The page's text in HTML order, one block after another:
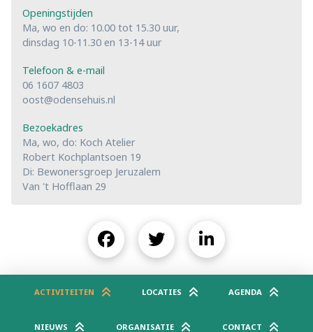
Openingstijden
Ma, wo en do: 10.00 tot 15.30 uur,
dinsdag 10-11.30 en 13-14 uur
Telefoon & e-mail
06 1607 4803
oost@odensehuis.nl
Bezoekadres
Ma, wo, do: Koch Atelier
Robert Kochplantsoen 19
Di: Bewonersgroep Jeruzalem
Van 't Hofflaan 29
ACTIVITEITEN LOCATIES AGENDA
NIEUWS ORGANISATIE CONTACT